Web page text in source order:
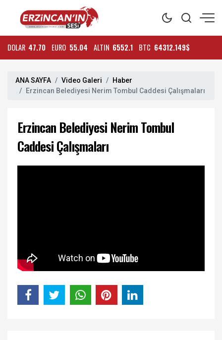
DOLAR 47.70 EURO 55.04 ALTIN 6552.1 BTC 64312.149$
ANA SAYFA Video Galeri
Haber
Erzincan Belediyesi Nerim Tombul Caddesi Çalışmaları
Erzincan Belediyesi Nerim Tombul
Caddesi Çalışmaları